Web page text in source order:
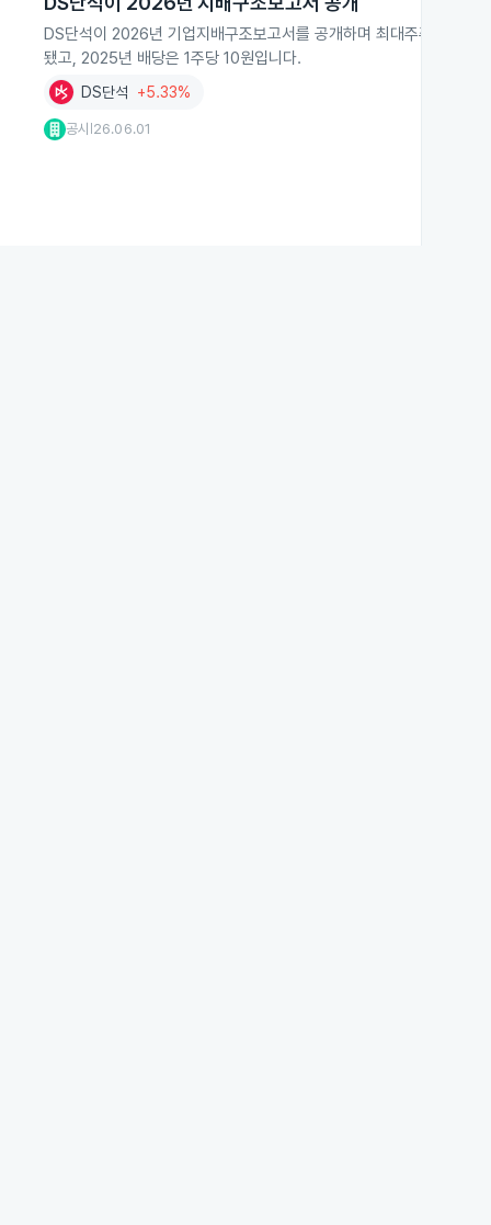
DS단석이 2026년 기업지배구조보고서를 공개하며 최대주주가
됐고, 2025년 배당은 1주당 10원입니다.
DS단석 +5.33%
공시 26.06.01